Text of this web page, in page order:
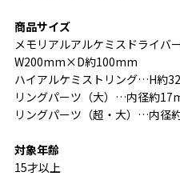
商品サイズ
メモリアルアルケミスドライ
W200mm×D約100mm
ハイアルケミストリング…H
リングパーツ（大）…内径約
リングパーツ（超・大）…内径
対象年齢
15才以上